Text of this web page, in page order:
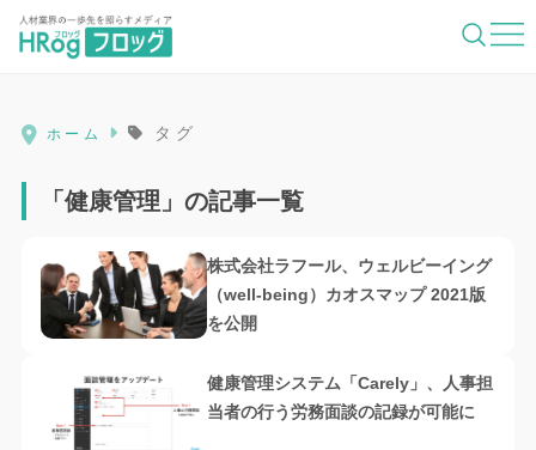
HRog | 人材業界の一歩先を照らすメディ
ホーム タグ
「健康管理」の記事一覧
株式会社ラフール、ウェルビーイング
（well-being）カオスマップ 2021版
を公開
健康管理システム「Carely」、人事担
当者の行う労務面談の記録が可能に